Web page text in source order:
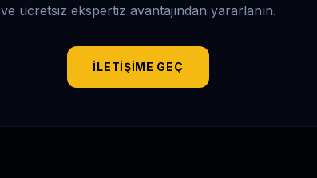
ve ücretsiz ekspertiz avantajından yararlanın.
İLETIŞIME GEÇ